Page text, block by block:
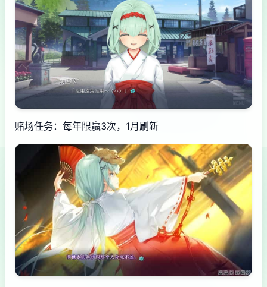
赌场任务：每年限赢3次，1月刷新